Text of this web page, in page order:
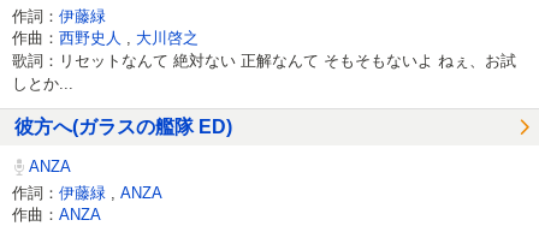
作詞： 伊藤緑
作曲： 西野史人 大川啓之
歌詞：リセットなんて 絶対ない 正解なんて そもそもないよ ねぇ、お試
しとか...
彼方へ(ガラスの艦隊 ED)
ANZA
作詞： 伊藤緑
ANZA
作曲： ANZA